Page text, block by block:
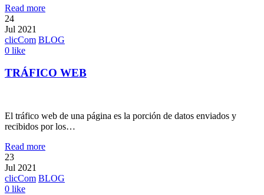
Read more
24
Jul 2021
clicCom BLOG
0 like
TRÁFICO WEB
El tráfico web de una página es la porción de datos enviados y
recibidos por los…
Read more
23
Jul 2021
clicCom BLOG
0 like